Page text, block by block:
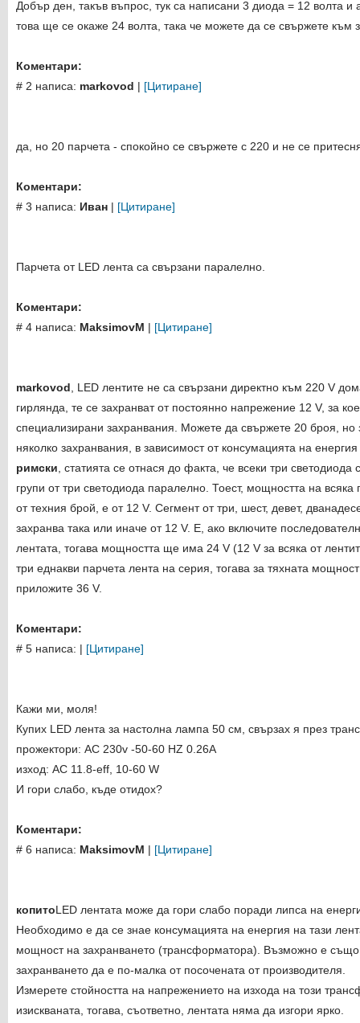
Добър ден, такъв въпрос, тук са написани 3 диода = 12 волта и
това ще се окаже 24 волта, така че можете да се свържете към
Коментари:
# 2 написа: markovod | [Цитиране]
да, но 20 парчета - спокойно се свържете с 220 и не се
Коментари:
# 3 написа: Иван | [Цитиране]
Парчета от LED лента са свързани паралелно.
Коментари:
# 4 написа: MaksimovM | [Цитиране]
markovod , LED лентите не са свързани директно към 220 V
гирлянда, те се захранват от постоянно напрежение 12 V, за
специализирани захранвания. Можете да свържете 20 броя, но
няколко захранвания, в зависимост от консумацията на
римски , статията се отнася до факта, че всеки три
групи от три светодиода паралелно. Тоест, мощността на всяка
от техния брой, е от 12 V. Сегмент от три, шест, девет,
захранва така или иначе от 12 V. Е, ако включите
лентата, тогава мощността ще има 24 V (12 V за всяка от
три еднакви парчета лента на серия, тогава за тяхната
приложите 36 V.
Коментари:
# 5 написа: | [Цитиране]
Кажи ми, моля!
Купих LED лента за настолна лампа 50 см, свързах я през
прожектори: AC 230v -50-60 HZ 0.26A
изход: AC 11.8-eff, 10-60 W
И гори слабо, къде отидох?
Коментари:
# 6 написа: MaksimovM | [Цитиране]
копитоLED лентата може да гори слабо поради липса на
Необходимо е да се знае консумацията на енергия на тази
мощност на захранването (трансформатора). Възможно е
захранването да е по-малка от посочената от производителя.
Измерете стойността на напрежението на изхода на този
изискваната, тогава, съответно, лентата няма да изгори ярко.